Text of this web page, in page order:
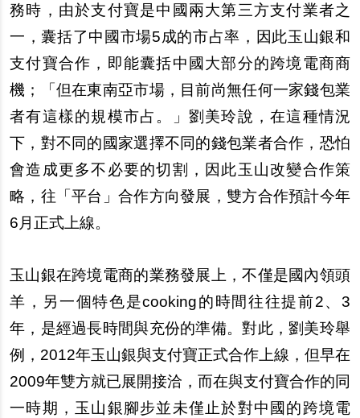
務時，由於支付寶是中國兩大第三方支付業者之
一，囊括了中國市場5成的市占率，因此玉山銀和
支付寶合作，即能囊括中國大部分的跨境電商商
機；「但在東南亞市場，目前尚無任何一家錢包業
者有這樣的規模市占。」劉美玲說，在這種情況
下，對不同的國家選擇不同的錢包業者合作，恐怕
會造成更多不必要的切割，因此玉山改變合作策
略，往「平台」合作方向發展，雙方合作預計今年
6月正式上線。
玉山銀在跨境電商的業務發展上，不僅是國內領頭
羊，另一個特色是cooking的時間往往提前2、3
年，是經過長時間與充份的準備。對此，劉美玲舉
例，2012年玉山銀與支付寶正式合作上線，但早在
2009年雙方就已展開接洽，而在與支付寶合作的同
一時期，玉山銀腳步並未僅止於對中國的跨境電